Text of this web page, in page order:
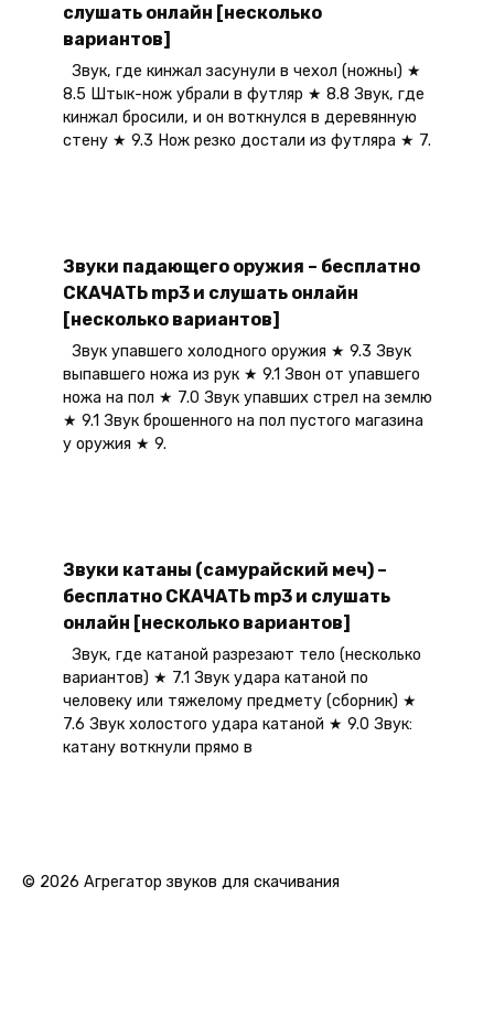
слушать онлайн [несколько
вариантов]
Звук, где кинжал засунули в чехол (ножны) ★
8.5 Штык-нож убрали в футляр ★ 8.8 Звук, где
кинжал бросили, и он воткнулся в деревянную
стену ★ 9.3 Нож резко достали из футляра ★ 7.
Звуки падающего оружия – бесплатно
СКАЧАТЬ mp3 и слушать онлайн
[несколько вариантов]
Звук упавшего холодного оружия ★ 9.3 Звук
выпавшего ножа из рук ★ 9.1 Звон от упавшего
ножа на пол ★ 7.0 Звук упавших стрел на землю
★ 9.1 Звук брошенного на пол пустого магазина
у оружия ★ 9.
Звуки катаны (самурайский меч) –
бесплатно СКАЧАТЬ mp3 и слушать
онлайн [несколько вариантов]
Звук, где катаной разрезают тело (несколько
вариантов) ★ 7.1 Звук удара катаной по
человеку или тяжелому предмету (сборник) ★
7.6 Звук холостого удара катаной ★ 9.0 Звук:
катану воткнули прямо в
© 2026 Агрегатор звуков для скачивания